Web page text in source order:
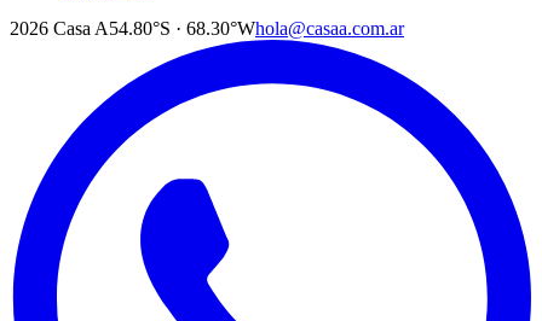
2026 Casa A54.80°S · 68.30°Whola@casaa.com.ar